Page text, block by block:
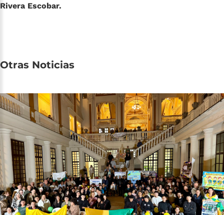
Rivera Escobar.
Otras Noticias